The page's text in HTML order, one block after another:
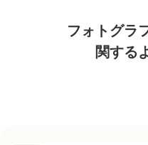
フォトグラ
関する